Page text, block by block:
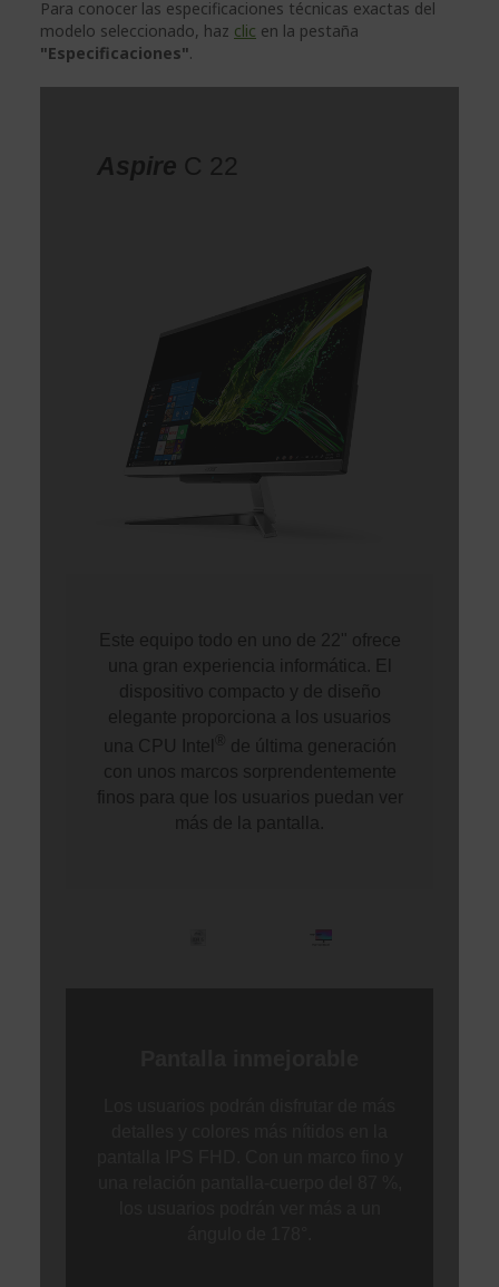
Para conocer las especificaciones técnicas exactas del
modelo seleccionado, haz clic en la pestaña
"Especificaciones".